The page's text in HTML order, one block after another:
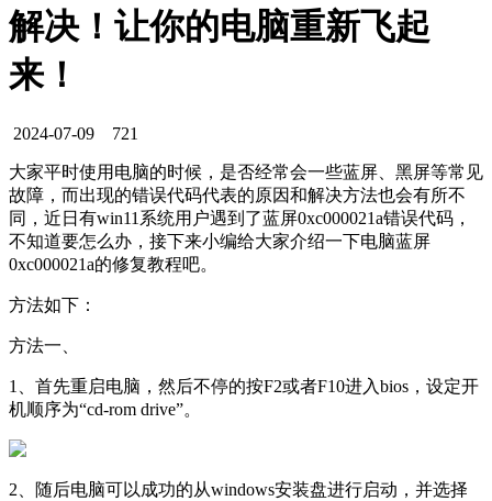
解决！让你的电脑重新飞起
来！
2024-07-09 721
大家平时使用电脑的时候，是否经常会一些蓝屏、黑屏等常见
故障，而出现的错误代码代表的原因和解决方法也会有所不
同，近日有win11系统用户遇到了蓝屏0xc000021a错误代码，
不知道要怎么办，接下来小编给大家介绍一下电脑蓝屏
0xc000021a的修复教程吧。
方法如下：
方法一、
1、首先重启电脑，然后不停的按F2或者F10进入bios，设定开
机顺序为“cd-rom drive”。
2、随后电脑可以成功的从windows安装盘进行启动，并选择